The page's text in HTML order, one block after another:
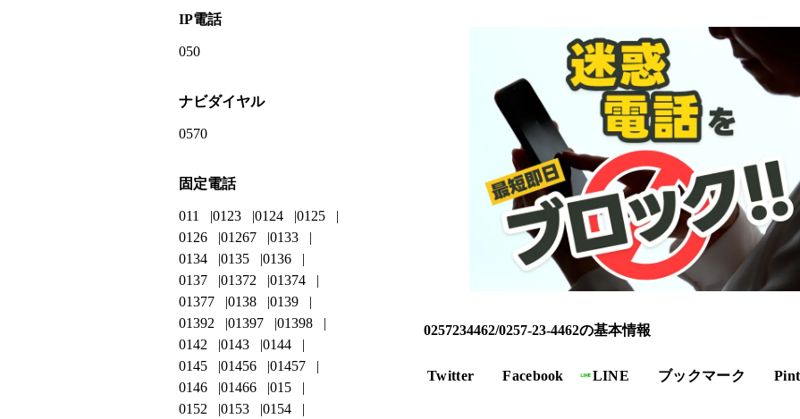
0257234462/0257-23-4462の基本情報
Twitter Facebook LINE ブックマーク
IP電話
050
ナビダイヤル
0570
固定電話
011 0123 0124
0125
0126
01267
0133
0134
0135
0136
0137
01372
01374
01377
0138
0139
01392
01397
01398
0142
0143
0144
0145
01456
01457
0146
01466
015
0152
0153
0154